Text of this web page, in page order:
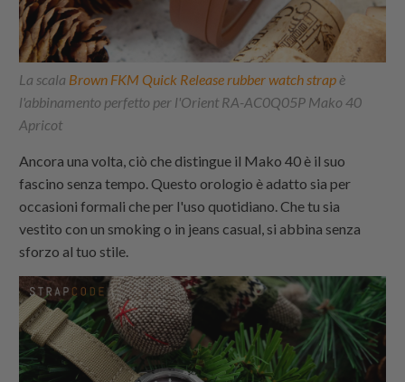
La scala Brown FKM Quick Release rubber watch strap è
l'abbinamento perfetto per l'Orient RA-AC0Q05P Mako 40
Apricot
Ancora una volta, ciò che distingue il Mako 40 è il suo
fascino senza tempo. Questo orologio è adatto sia per
occasioni formali che per l'uso quotidiano. Che tu sia
vestito con un smoking o in jeans casual, si abbina senza
sforzo al tuo stile.